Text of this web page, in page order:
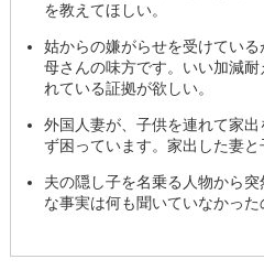
を教えてほしい。
姑からの嫌がらせを受けてい
母さんの味方です。いい加減
れている証拠が欲しい。
外国人妻が、子供を連れて家
ず困っています。家出した妻と
夫の隠し子を名乗る人物から
な事実は何も聞いていなかった